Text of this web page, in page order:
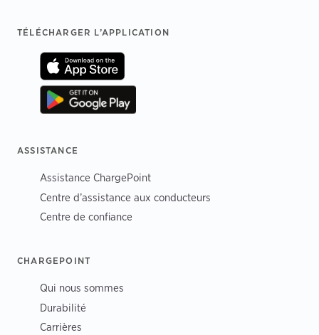
Footer
TÉLÉCHARGER L’APPLICATION
ASSISTANCE
Assistance ChargePoint
Centre d’assistance aux conducteurs
Centre de confiance
CHARGEPOINT
Qui nous sommes
Durabilité
Carrières